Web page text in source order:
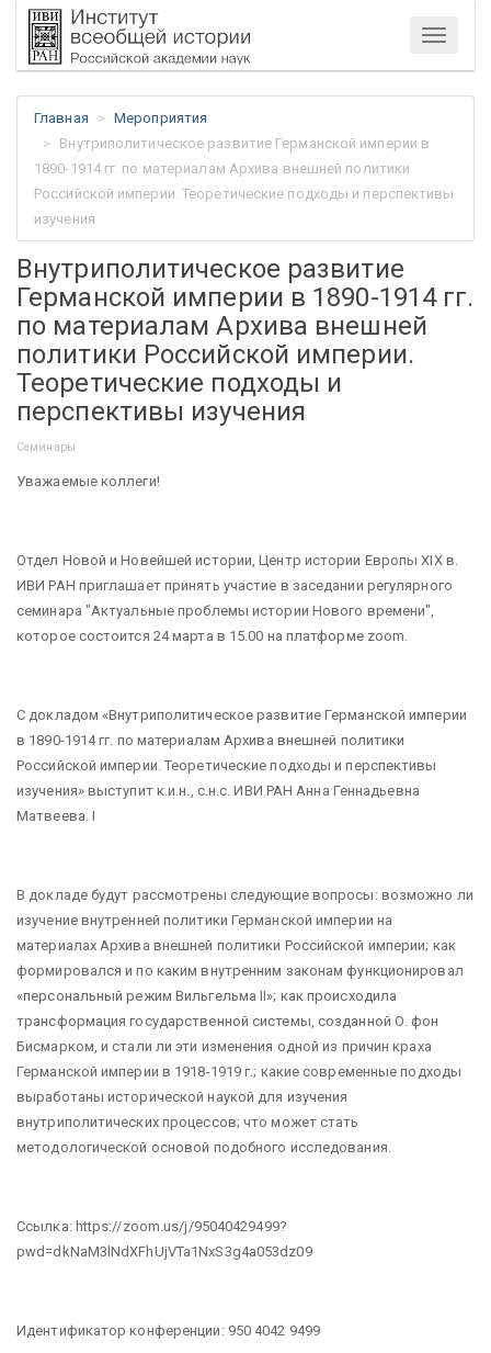
Меню
Главная
Мероприятия
Внутриполитическое развитие Германской империи в
1890-1914 гг. по материалам Архива внешней политики
Российской империи. Теоретические подходы и перспективы
изучения
Внутриполитическое развитие
Германской империи в 1890-1914 гг.
по материалам Архива внешней
политики Российской империи.
Теоретические подходы и
перспективы изучения
Семинары
Уважаемые коллеги!
Отдел Новой и Новейшей истории, Центр истории Европы XIX в.
ИВИ РАН приглашает принять участие в заседании регулярного
семинара "Актуальные проблемы истории Нового времени",
которое состоится 24 марта в 15.00 на платформе zoom.
С докладом «Внутриполитическое развитие Германской империи
в 1890-1914 гг. по материалам Архива внешней политики
Российской империи. Теоретические подходы и перспективы
изучения» выступит к.и.н., с.н.с. ИВИ РАН Анна Геннадьевна
Матвеева. I
В докладе будут рассмотрены следующие вопросы: возможно ли
изучение внутренней политики Германской империи на
материалах Архива внешней политики Российской империи; как
формировался и по каким внутренним законам функционировал
«персональный режим Вильгельма II»; как происходила
трансформация государственной системы, созданной О. фон
Бисмарком, и стали ли эти изменения одной из причин краха
Германской империи в 1918-1919 г.; какие современные подходы
выработаны исторической наукой для изучения
внутриполитических процессов; что может стать
методологической основой подобного исследования.
Ссылка: https://zoom.us/j/95040429499?
pwd=dkNaM3lNdXFhUjVTa1NxS3g4a053dz09
Идентификатор конференции: 950 4042 9499